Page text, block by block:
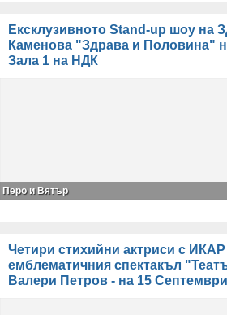
Ексклузивното Stand-up шоу на
Каменова "Здрава и Половина"
Зала 1 на НДК
Перо и Вятър
Четири стихийни актриси с ИКАР
емблематичния спектакъл
Валери Петров - на 15